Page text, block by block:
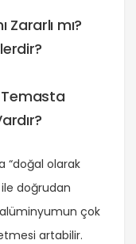
Zararlı mı?
Temasta
“doğal olarak
ile doğrudan
çok
artabilir.